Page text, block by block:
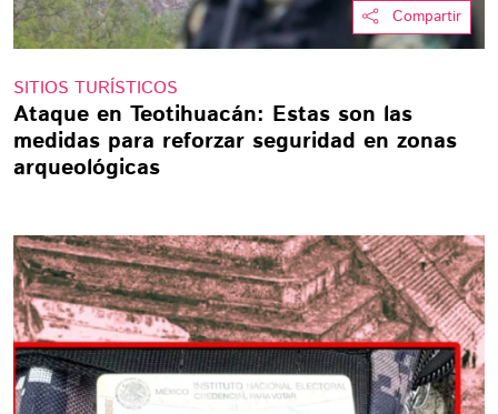
Compartir
SITIOS TURÍSTICOS
Ataque en Teotihuacán: Estas son las
medidas para reforzar seguridad en zonas
arqueológicas